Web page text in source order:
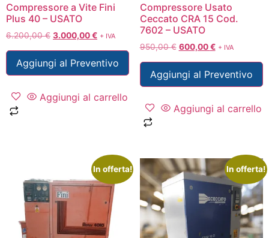
Compressore a Vite Fini
Plus 40 – USATO
6.200,00€ 3.000,00€ + IVA
Aggiungi al Preventivo
Aggiungi al carrello
Compressore Usato
Ceccato CRA 15 Cod.
7602 – USATO
950,00€ 600,00€ + IVA
Aggiungi al Preventivo
Aggiungi al carrello
In offerta! In offerta!